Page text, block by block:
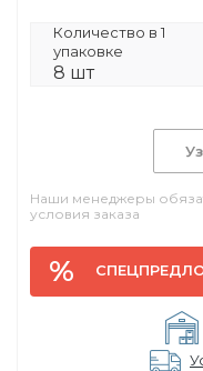
Количество в 1
упаковке
8 шт
Наши менеджеры
условия заказа